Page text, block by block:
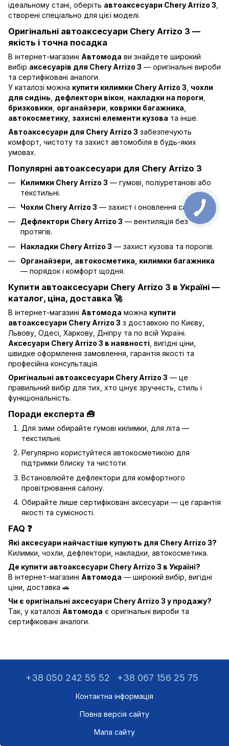
ідеальному стані, оберіть автоаксесуари Chery Arrizo 3
створені спеціально для цієї моделі.
Оригінальні автоаксесуари Chery Arrizo 3 —
якість і точна посадка
В інтернет-магазині Автомода ви знайдете широкий
вибір аксесуарів для Chery Arrizo 3 — оригінальні вироби
та сертифіковані аналоги.
У каталозі можна купити килимки Chery Arrizo 3 чохли
для сидінь дефлектори вікон накладки на пороги
бризковики органайзери коврики багажника
автокосметику захисні елементи кузова та інше.
Автоаксесуари для Chery Arrizo 3 забезпечують
комфорт, чистоту та захист автомобіля в будь-яких
умовах.
Популярні автоаксесуари для Chery Arrizo 3
Килимки Chery Arrizo 3 — гумові, поліуретанові або
текстильні.
Чохли Chery Arrizo 3 — захист і оновлення салону.
Дефлектори Chery Arrizo 3 — вентиляція без
протягів.
Накладки Chery Arrizo 3 — захист кузова та порогів.
Органайзери, автокосметика, килимки багажника
— порядок і комфорт щодня.
Купити автоаксесуари Chery Arrizo 3 в Україні —
каталог, ціна, доставка 🚀
В інтернет-магазині Автомода можна купити
автоаксесуари Chery Arrizo 3 з доставкою по Києву,
Львову, Одесі, Харкову, Дніпру та по всій Україні.
Аксесуари Chery Arrizo 3 в наявності , вигідні ціни,
швидке оформлення замовлення, гарантія якості та
професійна консультація.
Оригінальні автоаксесуари Chery Arrizo 3 — це
правильний вибір для тих, хто цінує зручність, стиль і
функціональність.
Поради експерта 🧰
Для зими обирайте гумові килимки, для літа —
текстильні.
Регулярно користуйтеся автокосметикою для
підтримки блиску та чистоти.
Встановлюйте дефлектори для комфортного
провітрювання салону.
Обирайте лише сертифіковані аксесуари — це гарантія
якості та сумісності.
FAQ ❓
Які аксесуари найчастіше купують для Chery Arrizo 3?
Килимки, чохли, дефлектори, накладки, автокосметика.
Де купити автоаксесуари Chery Arrizo 3 в Україні?
В інтернет-магазині Автомода — широкий вибір, вигідні
ціни, доставка 🚗
Чи є оригінальні аксесуари Chery Arrizo 3 у продажу?
Так, у каталозі Автомода є оригінальні вироби та
сертифіковані аналоги.
+38 050 242 55 52 +38 067 156 25 75
Контактна інформація
Повна версія сайту
Мапа сайту